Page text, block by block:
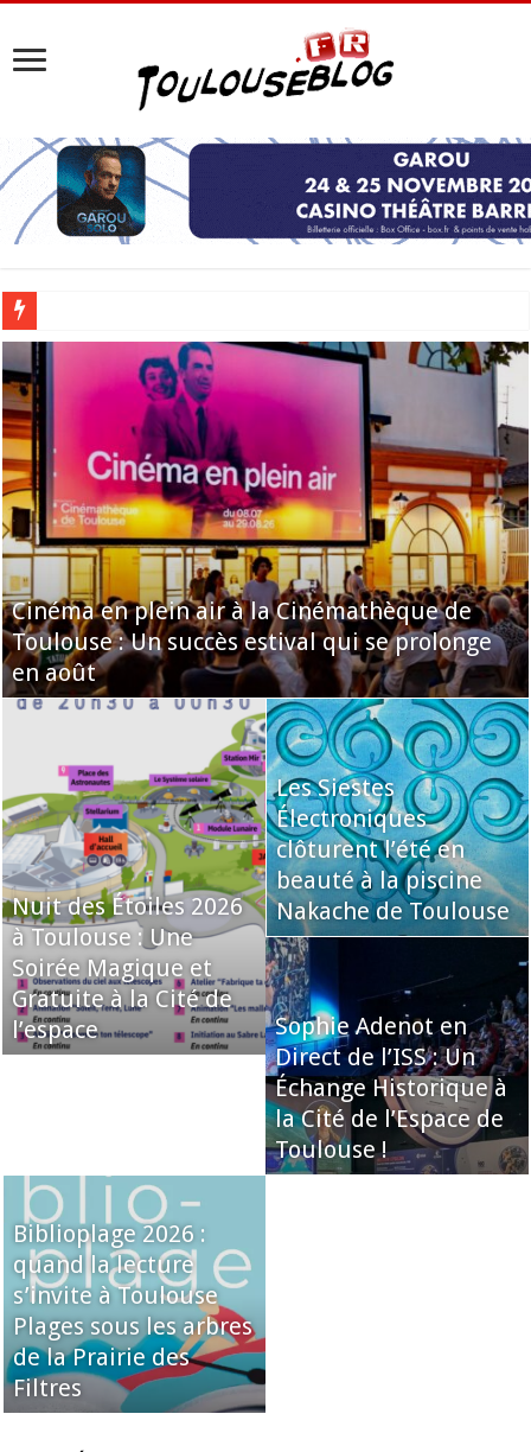
Les Nocturnes de la Cité de l’espace 2026 : l’événement incontournable de
Cinéma en plein air à la Cinémathèque de
Toulouse : Un succès estival qui se prolonge
en août
Nuit des Étoiles 2026
à Toulouse : Une
Soirée Magique et
Gratuite à la Cité de
l’espace
Les Siestes
Électroniques
clôturent l’été en
beauté à la piscine
Nakache de Toulouse
Sophie Adenot en
Direct de l’ISS : Un
Échange Historique à
la Cité de l’Espace de
Toulouse !
Biblioplage 2026 :
quand la lecture
s’invite à Toulouse
Plages sous les arbres
de la Prairie des
Filtres